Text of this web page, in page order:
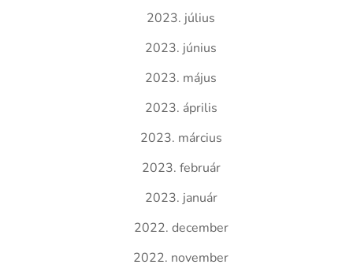
2023. július
2023. június
2023. május
2023. április
2023. március
2023. február
2023. január
2022. december
2022. november